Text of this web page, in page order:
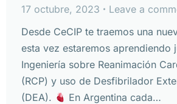
17 octubre, 2023
Leave a
Desde CeCIP te traemos una
esta vez estaremos aprendiendo
Ingeniería sobre Reanimación
(RCP) y uso de Desfibrilador
(DEA).
En Argentina cada…